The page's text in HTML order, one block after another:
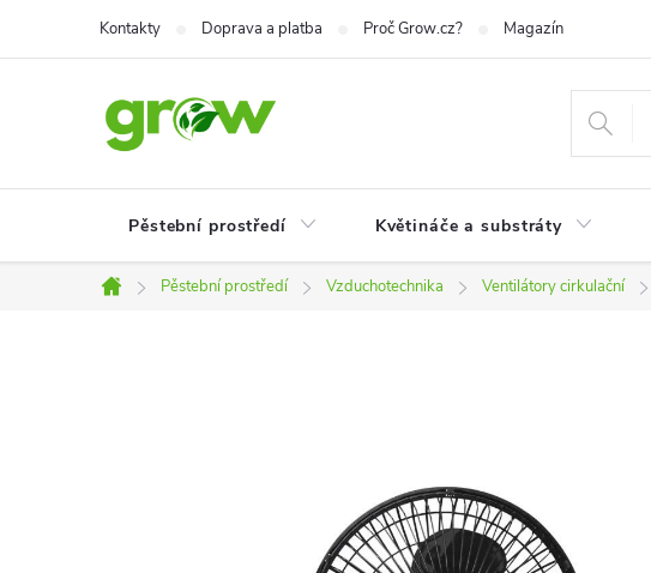
Kontakty Doprava a platba Proč Grow.cz? Magazín
Pěstební prostředí Květináče a substráty
Domů
Pěstební prostředí Vzduchotechnika Ventilátory cirkulační